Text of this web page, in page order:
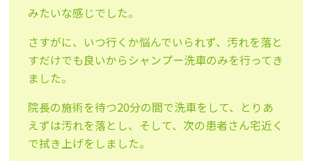
みたいな感じでした。
さすがに、いつ行くか悩んでいられず、汚れを落と
すだけでも良いからシャンプー洗車のみを行ってき
ました。
院長の施術を待つ20分の間で洗車をして、とりあ
えずは汚れを落とし、そして、次の患者さん宅近く
で拭き上げをしました。